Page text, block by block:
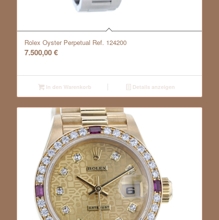
Rolex Oyster Perpetual Ref. 124200
7.500,00€
In den Warenkorb Details anzeigen